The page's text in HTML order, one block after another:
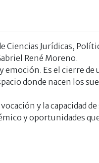
Ciencias Jurídicas,
René Moreno.
emoción. Es el cierre
donde nacen los
y la capacidad
y oportunidades